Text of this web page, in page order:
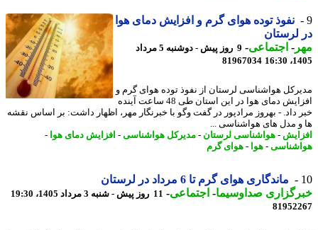
نفوذ توده هوای گرم و افزایش دمای هوا
لرستان
-اجتماعی-
9 روز پیش - دوشنبه 5 مرداد
81967034
هواشناسی لرستان از نفوذ توده هوای گرم و
افزایش دمای هوا در این استان طی 48 ساعت آینده
داد. - بهروز مرادپور در گفت وگو با خبرنگار مهر، اظهار داشت: بر اساس نقشه
مدل های هواشناسی ...
-هواشناسی لرستان-مدیرکل هواشناسی-افزایش دمای هوا-
-هوا-هوای گرم
ماندگاری هوای گرم تا 6 مرداد در لرستان
صداوسیما-اجتماعی-11 روز پیش - شنبه 3 مرداد 1405، 19:30